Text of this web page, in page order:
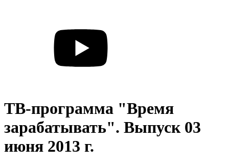
ТВ-программа "Время
зарабатывать". Выпуск 03
июня 2013 г.